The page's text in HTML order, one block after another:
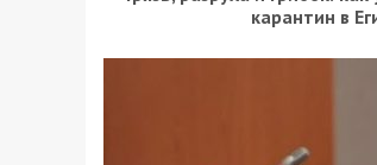
карантин в